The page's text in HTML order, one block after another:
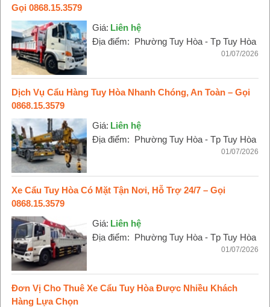
Gọi 0868.15.3579
Giá: Liên hệ
Địa điểm: Phường Tuy Hòa - Tp Tuy Hòa
01/07/2026
Dịch Vụ Cẩu Hàng Tuy Hòa Nhanh Chóng, An Toàn – Gọi
0868.15.3579
Giá: Liên hệ
Địa điểm: Phường Tuy Hòa - Tp Tuy Hòa
01/07/2026
Xe Cẩu Tuy Hòa Có Mặt Tận Nơi, Hỗ Trợ 24/7 – Gọi
0868.15.3579
Giá: Liên hệ
Địa điểm: Phường Tuy Hòa - Tp Tuy Hòa
01/07/2026
Đơn Vị Cho Thuê Xe Cẩu Tuy Hòa Được Nhiều Khách
Hàng Lựa Chọn